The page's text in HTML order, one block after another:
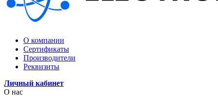
О компании
Сертификаты
Производители
Реквизиты
Личный кабинет
О нас